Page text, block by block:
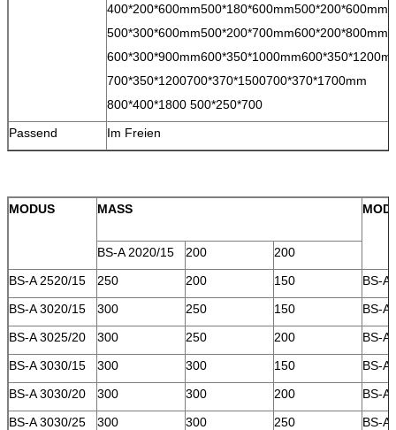
700*350*1200700*370*1500700*370*1700mm
800*400*1800 500*250*700
Passend
Im Freien
MODUS MASS
BS-A 2020/15 200
200
BS-A 2520/15
250 200 150
BS-A
BS-A 3020/15
300 250 150
BS-A
BS-A 3025/20
300 250 200
BS-A
BS-A 3030/15
300 300 150
BS-A
BS-A 3030/20
300 300 200
BS-A
BS-A 3030/25
300 300 250
BS-A